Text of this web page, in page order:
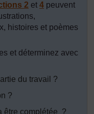
2 et 4 peuvent
histoires et poèmes
et déterminez avec
du travail ?
?
être complétée ?